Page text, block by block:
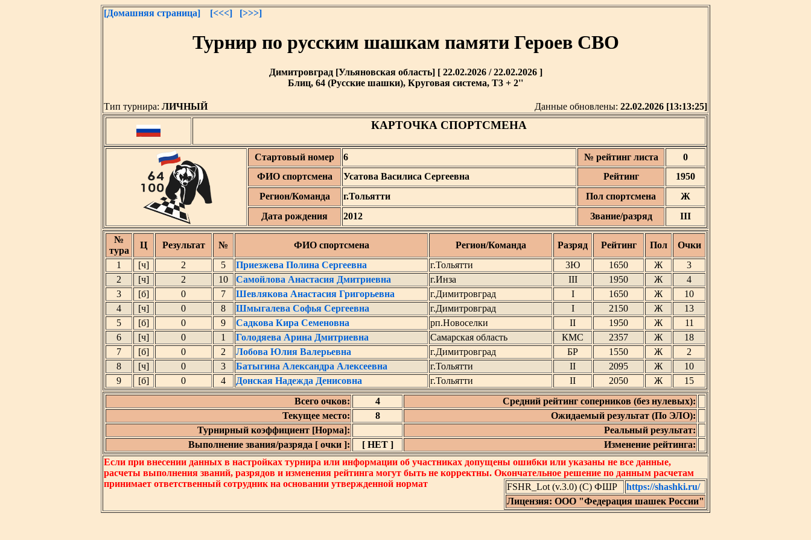
[Домашняя страница] [<<<] [>>>]
Турнир по русским шашкам памяти Героев СВО
Димитровград [Ульяновская область] [ 22.02.2026 / 22.02.2026 ]
Блиц, 64 (Русские шашки), Круговая система, T3 + 2''
Тип турнира: ЛИЧНЫЙ Данные обновлены: 22.02.2026 [13:13:25]
КАРТОЧКА СПОРТСМЕНА
Стартовый номер 6 № рейтинг листа
0
ФИО спортсмена
Усатова Василиса Сергеевна Рейтинг
1950
Регион/Команда
г.Тольятти Пол спортсмена
Ж
Дата рождения
2012 Звание/разряд III
№
тура
Ц Результат № ФИО спортсмена Регион/Команда Разряд Рейтинг Пол
Очки
1
[ч] 2 5 Приезжева Полина Сергеевна г.Тольятти 3Ю 1650 Ж
3
2
[ч] 2 10 Самойлова Анастасия Дмитриевна г.Инза III 1950 Ж
4
3
[б] 0 7 Шевлякова Анастасия Григорьевна г.Димитровград I 1650 Ж
10
4
[ч] 0 8 Шмыгалева Софья Сергеевна г.Димитровград I 2150 Ж
13
5
[б] 0 9 Садкова Кира Семеновна рп.Новоселки II 1950 Ж
11
6
[ч] 0 1 Голодяева Арина Дмитриевна Самарская область КМС 2357 Ж
18
7
[б] 0 2 Лобова Юлия Валерьевна г.Димитровград БР 1550 Ж
2
8
[ч] 0 3 Батыгина Александра Алексеевна г.Тольятти II 2095 Ж
10
9
[б] 0 4 Донская Надежда Денисовна г.Тольятти II 2050 Ж
15
Всего очков:
4
Средний рейтинг соперников (без нулевых):
Текущее место:
8
Ожидаемый результат (По ЭЛО):
Турнирный коэффициент [Норма]:
Реальный результат:
Выполнение звания/разряда [ очки ]:
[ НЕТ ]
Изменение рейтинга:
Если при внесении данных в настройках турнира или информации об участниках допущены ошибки или указаны не все данные,
расчеты выполнения званий, разрядов и изменения рейтинга могут быть не корректны. Окончательное решение по данным расчетам
принимает ответственный сотрудник на основании утвержденной нормат
FSHR_Lot (v.3.0) (C) ФШР
https://shashki.ru/
Лицензия: ООО "Федерация шашек России"